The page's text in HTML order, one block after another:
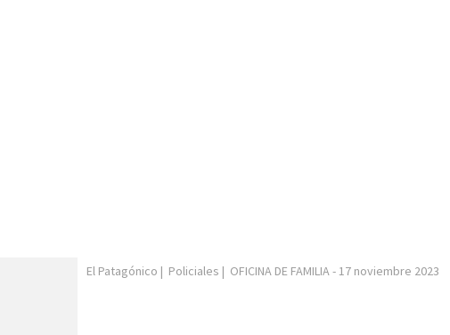
El Patagónico | Policiales | OFICINA DE FAMILIA- 17 noviembre 2023